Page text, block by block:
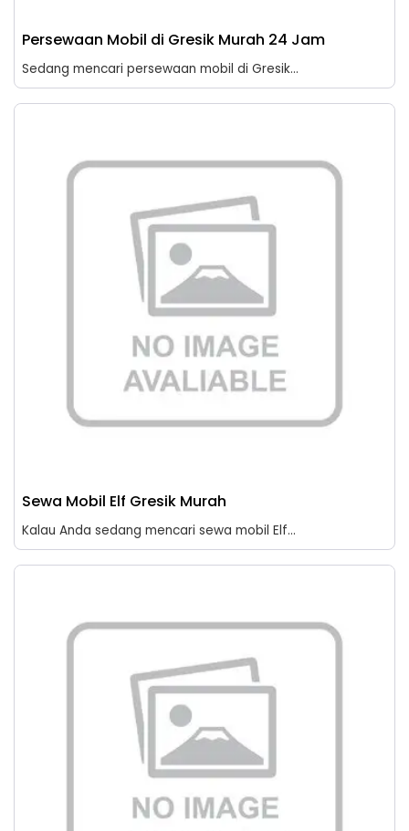
Persewaan Mobil di Gresik Murah 24 Jam
Sedang mencari persewaan mobil di Gresik...
Sewa Mobil Elf Gresik Murah
Kalau Anda sedang mencari sewa mobil Elf...